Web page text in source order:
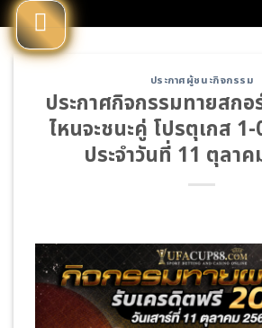
Skip
to
content
ประกาศผู้ชนะกิจกรรม
ประกาศกิจกรรมทายสกอ
ไหนจะชนะคู่ โปรตุเกส
ประจำวันที่ 11 ตุลา